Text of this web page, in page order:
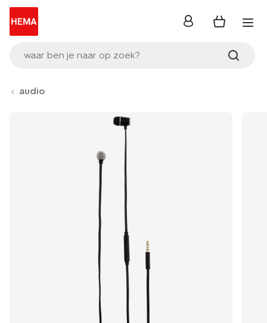
waar ben je naar op zoek?
inloggen
audio